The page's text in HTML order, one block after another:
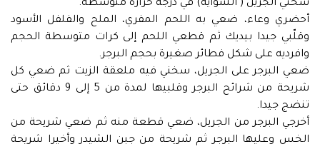
سخني الجريل ( الشواية) في درجة حرارة متوسطة.
أحضري وعاء، ضعي به اللحم المفري، الملح والفلفل الأسود
وقلّبي جيدا بيديك ثم قطعي اللحم إلى كرات متوسطة الحجم
وافرديه على شكل فطائر صغيرة بحجم البرجر.
ضعي البرجر على الجريل، سخني فيه ملعقة الزيت ثم ضعي كل
شريحة من شرائح البرجر وقلبيها لمدة من 5 إلى 9 دقائق حتى
تنضج جيدا.
أخرجي البرجر من الجريل، ضعي قطعة منه ثم ضعي شريحة من
الخس وعليها البرجر ثم شريحة من جبن الشيدر وأخيرا شريحة